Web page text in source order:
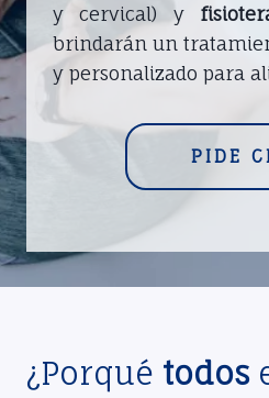
y cervical) y
brindarán un
y personalizado para
PIDE
¿Porqué todos